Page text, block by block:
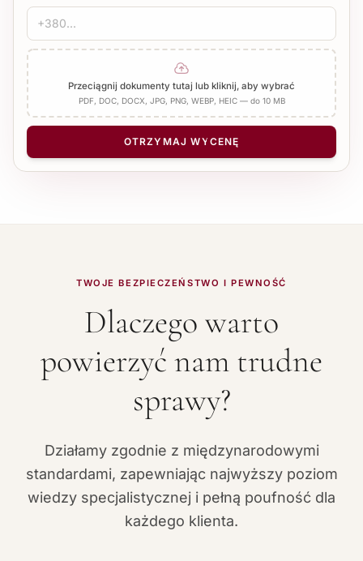
Przeciągnij dokumenty tutaj lub kliknij, aby wybrać
PDF, DOC, DOCX, JPG, PNG, WEBP, HEIC — do 10 MB
OTRZYMAJ WYCENĘ
TWOJE BEZPIECZEŃSTWO I PEWNOŚĆ
Dlaczego warto
powierzyć nam trudne
sprawy?
Działamy zgodnie z międzynarodowymi
standardami, zapewniając najwyższy poziom
wiedzy specjalistycznej i pełną poufność dla
każdego klienta.